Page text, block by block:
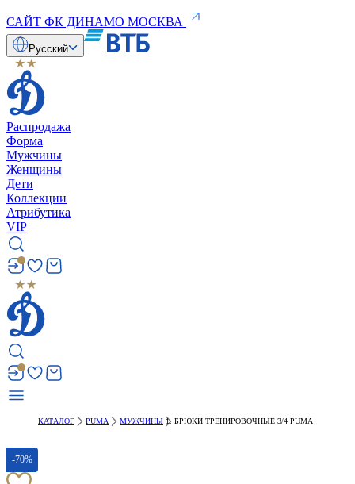
САЙТ ФК ДИНАМО МОСКВА
Русский
Распродажа
Форма
Мужчины
Женщины
Дети
Коллекции
Атрибутика
VIP
КАТАЛОГ PUMA МУЖЧИНЫ БРЮКИ ТРЕНИРОВОЧНЫЕ 3/4 PUMA
-70%